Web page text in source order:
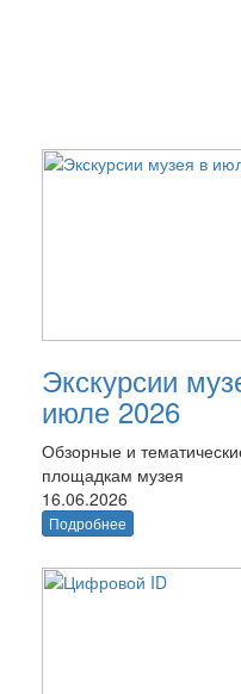
Экскурсии
июле 2026
Обзорные и
площадкам музея
16.06.2026
Подробнее